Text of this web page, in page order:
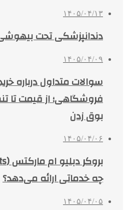
۱۴۰۵/۰۴/۱۳
دندانپزشکی تحت
۱۴۰۵/۰۴/۰۹
سوالات متداول درباره
فروشگاهی؛ از قیمت تا
بوق زدن
۱۴۰۵/۰۴/۰۶
چه خدماتی ارائه می‌دهد؟
۱۴۰۵/۰۴/۰۵